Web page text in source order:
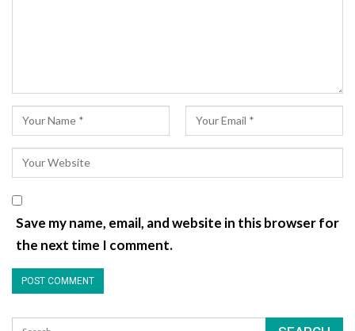
Save my name, email, and website in this browser for
the next time I comment.